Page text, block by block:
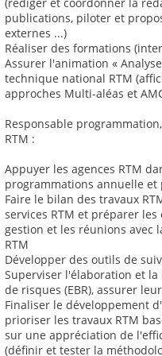
publications, piloter et
externes ...)
Réaliser des formations
Assurer l'animation «
technique national RTM
approches Multi-aléas et
Responsable
RTM :
Appuyer les agences RTM
programmations annuelle
Faire le bilan des travaux
services RTM et préparer
gestion et les réunions avec
RTM
Développer des outils de
Superviser l'élaboration et
de risques (EBR), assurer
Finaliser le développement
prioriser les travaux RTM
sur une appréciation de
(définir et tester la